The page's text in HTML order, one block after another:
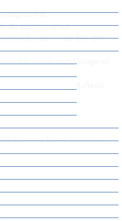
abgestimmt.
der elektronischen
oder in der EFA-BW
nach Vorlage im
gegen Aufpreis
Dokumente finden Sieauf der
mit Unterschrift und